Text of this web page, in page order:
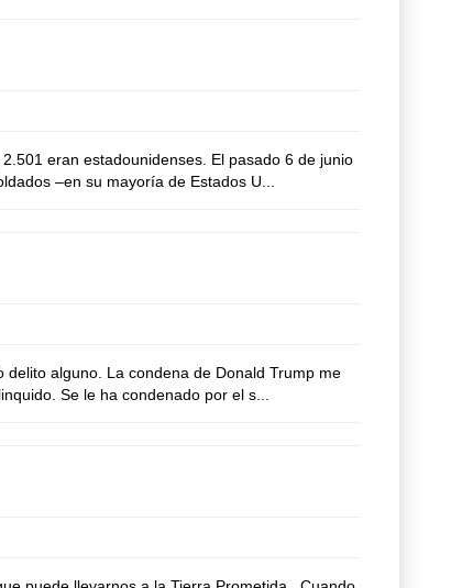
eran estadounidenses. El pasado 6 de junio
–en su mayoría de Estados U...
alguno. La condena de Donald Trump me
Se le ha condenado por el s...